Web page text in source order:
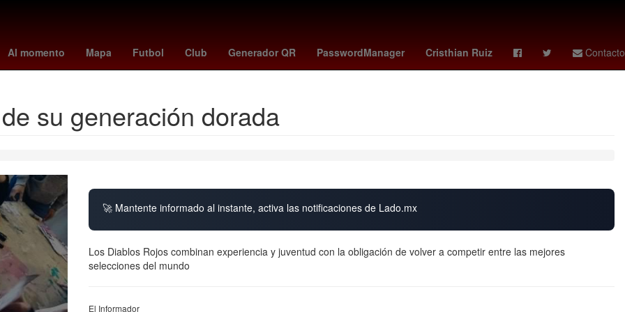
Al momento Mapa Futbol Club Generador QR PasswordManager Cristhian Ruiz Contacto
MLB Rafael Caro Quintero sid wilson burnley - wolves fraude Selección de baloncesto de Estados Unidos Gobierno
su generación dorada
🚀 Mantente informado al instante, activa las notificaciones de Lado.mx
Los Diablos Rojos combinan experiencia y juventud con la obligación de volver a competir entre las mejores
selecciones del mundo
El Informador